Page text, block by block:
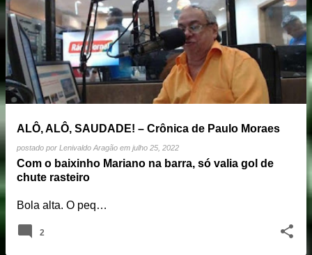
ALÔ, ALÔ, SAUDADE! – Crônica de Paulo Moraes
postado por Lenivaldo Aragão em julho 25, 2022
Com o baixinho Mariano na barra, só valia gol de
chute rasteiro
Bola alta. O peq…
2